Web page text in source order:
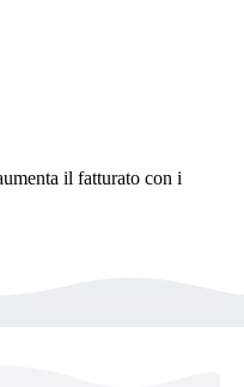
il fatturato con i